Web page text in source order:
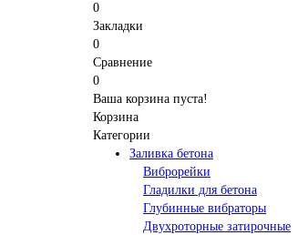
0
Закладки
0
Сравнение
0
Ваша корзина пуста!
Корзина
Категории
Заливка бетона
Виброрейки
Гладилки для бетона
Глубинные вибраторы
Двухроторные затирочные